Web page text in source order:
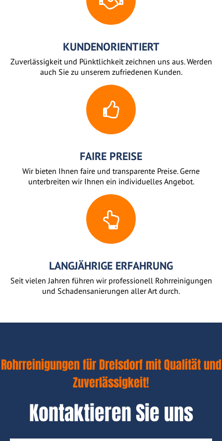
KUNDENORIENTIERT
Zuverlässigkeit und Pünktlichkeit zeichnen uns aus. Werden
auch Sie zu unserem zufriedenen Kunden.
FAIRE PREISE
Wir bieten Ihnen faire und transparente Preise. Gerne
unterbreiten wir Ihnen ein individuelles Angebot.
LANGJÄHRIGE ERFAHRUNG
Seit vielen Jahren führen wir professionell Rohrreinigungen
und Schadensanierungen aller Art durch.
Rohrreinigungen für Drelsdorf mit Qualität und
Zuverlässigkeit!
Kontaktieren Sie uns